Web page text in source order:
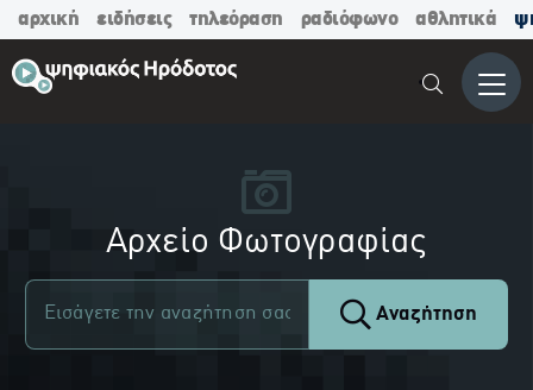
αρχική ειδήσεις τηλεόραση ραδιόφωνο αθλητικά
Μενού
Αρχείο Φωτογραφίας
Αναζήτηση